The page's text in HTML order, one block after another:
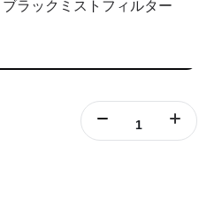
ブラックミストフィルター